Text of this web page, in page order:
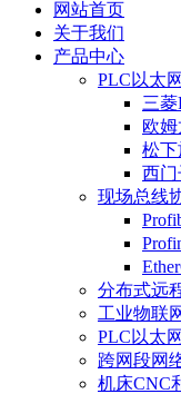
网站首页
关于我们
产品中心
PLC以太
三
欧
松
西门
现场总线
分布式远
工业物联
PLC以太
跨网段网
机床CNC